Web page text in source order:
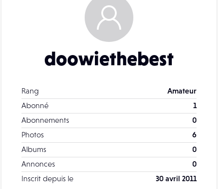
doowiethebest
Rang
Amateur
Abonné
1
Abonnements
0
Photos
6
Albums
0
Annonces
0
Inscrit depuis le
30 avril 2011